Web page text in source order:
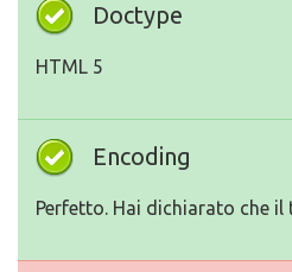
Doctype
HTML 5
Encoding
Perfetto. Hai dichiarato che il